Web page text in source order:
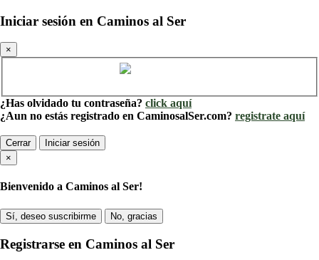
Iniciar sesión en Caminos al Ser
×
¿Has olvidado tu contraseña? click aquí
¿Aun no estás registrado en CaminosalSer.com? registrate aquí
Cerrar
Iniciar sesión
×
Bienvenido a Caminos al Ser!
Sí, deseo suscribirme No, gracias
Registrarse en Caminos al Ser